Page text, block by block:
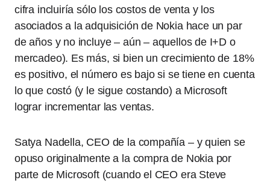
cifra incluiría sólo los costos de venta y los
asociados a la adquisición de Nokia hace un par
de años y no incluye – aún – aquellos de I+D o
mercadeo). Es más, si bien un crecimiento de 18%
es positivo, el número es bajo si se tiene en cuenta
lo que costó (y le sigue costando) a Microsoft
lograr incrementar las ventas.
Satya Nadella, CEO de la compañía – y quien se
opuso originalmente a la compra de Nokia por
parte de Microsoft (cuando el CEO era Steve